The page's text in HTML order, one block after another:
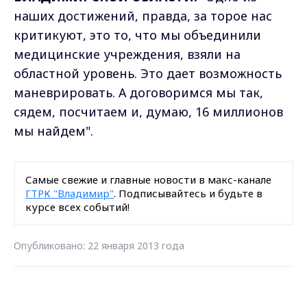
наших достижений, правда, за торое нас
критикуют, это то, что мы объединили
медицинские учреждения, взяли на
областной уровень. Это дает возможность
маневрировать. А договоримся мы так,
сядем, посчитаем и, думаю, 16 миллионов
мы найдем".
Самые свежие и главные новости в макс-канале
ГТРК "Владимир". Подписывайтесь и будьте в
курсе всех событий!
Опубликовано: 22 января 2013 года